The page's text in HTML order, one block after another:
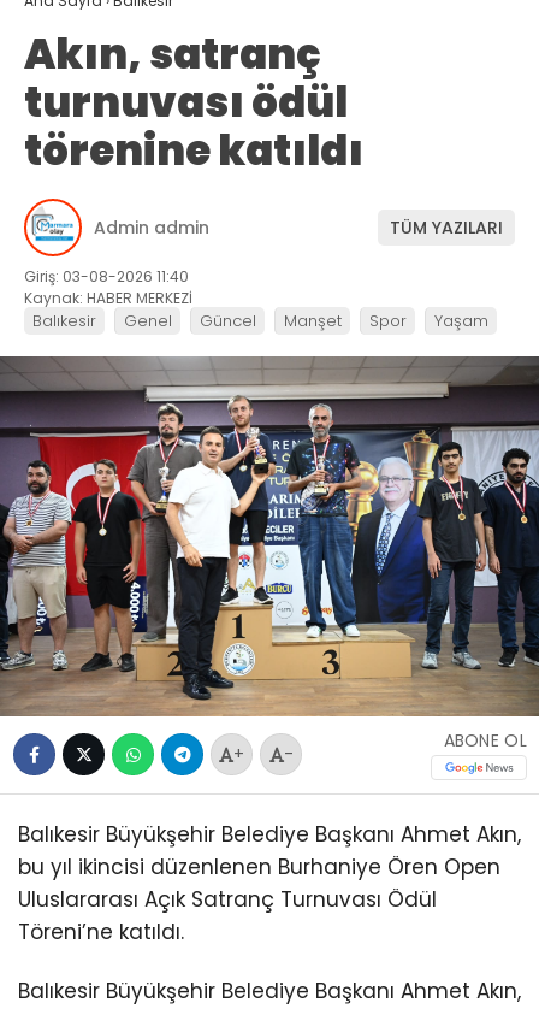
Akın, satranç
turnuvası ödül
törenine katıldı
Admin admin TÜM YAZILARI
Giriş: 03-08-2026 11:40
Kaynak: HABER MERKEZİ
Balıkesir Genel Güncel Manşet Spor Yaşam
+ -
ABONE OL
Balıkesir Büyükşehir Belediye Başkanı Ahmet Akın,
bu yıl ikincisi düzenlenen Burhaniye Ören Open
Uluslararası Açık Satranç Turnuvası Ödül
Töreni’ne katıldı.
Balıkesir Büyükşehir Belediye Başkanı Ahmet Akın,